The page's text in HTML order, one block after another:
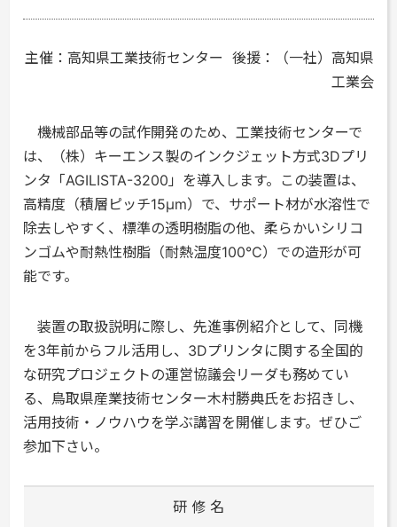
主催：高知県工業技術センター 後援：（一社）高知県
工業会
機械部品等の試作開発のため、工業技術センターで
は、（株）キーエンス製のインクジェット方式3Dプリ
ンタ「AGILISTA-3200」を導入します。この装置は、
高精度（積層ピッチ15μm）で、サポート材が水溶性で
除去しやすく、標準の透明樹脂の他、柔らかいシリコ
ンゴムや耐熱性樹脂（耐熱温度100℃）での造形が可
能です。
装置の取扱説明に際し、先進事例紹介として、同機
を3年前からフル活用し、3Dプリンタに関する全国的
な研究プロジェクトの運営協議会リーダも務めてい
る、鳥取県産業技術センター木村勝典氏をお招きし、
活用技術・ノウハウを学ぶ講習を開催します。ぜひご
参加下さい。
研 修 名